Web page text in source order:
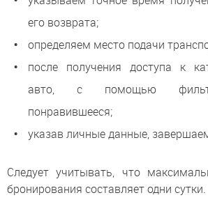
его возврата;
определяем место подачи
после получения доступа к
авто, с помощью
понравившееся;
указав личные данные,
Следует учитывать, что
бронирования составляет одни сутки.